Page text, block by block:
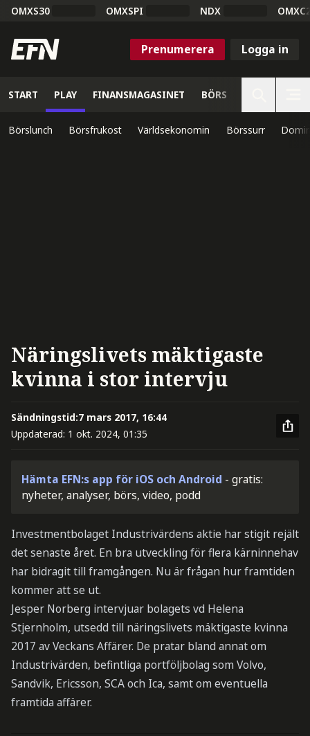
OMXS30 OMXSPI NDX
Prenumerera Logga in
START PLAY FINANSMAGASINET BÖRS
Börslunch Börsfrukost Världsekonomin Börssurr
Näringslivets mäktigaste
kvinna i stor intervju
Sändningstid:7 mars 2017, 16:44
Uppdaterad: 1 okt. 2024, 01:35
Hämta EFN:s app för iOS och Android - gratis:
nyheter, analyser, börs, video, podd
Investmentbolaget Industrivärdens aktie har stigit rejält
det senaste året. En bra utveckling för flera kärninnehav
har bidragit till framgången. Nu är frågan hur framtiden
kommer att se ut.
Jesper Norberg intervjuar bolagets vd Helena
Stjernholm, utsedd till näringslivets mäktigaste kvinna
2017 av Veckans Affärer. De pratar bland annat om
Industrivärden, befintliga portföljbolag som Volvo,
Sandvik, Ericsson, SCA och Ica, samt om eventuella
framtida affärer.